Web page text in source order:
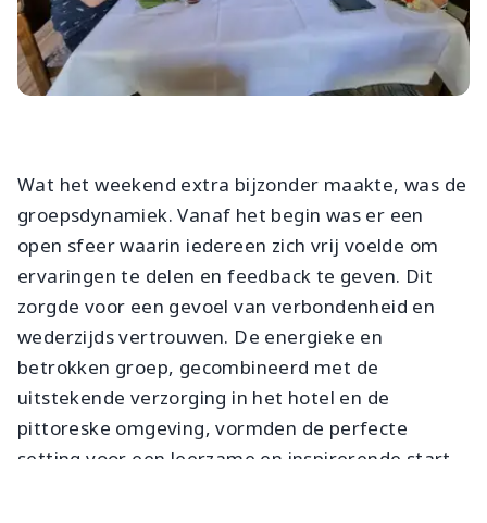
Wat het weekend extra bijzonder maakte, was de
groepsdynamiek. Vanaf het begin was er een
open sfeer waarin iedereen zich vrij voelde om
ervaringen te delen en feedback te geven. Dit
zorgde voor een gevoel van verbondenheid en
wederzijds vertrouwen. De energieke en
betrokken groep, gecombineerd met de
uitstekende verzorging in het hotel en de
pittoreske omgeving, vormden de perfecte
setting voor een leerzame en inspirerende start